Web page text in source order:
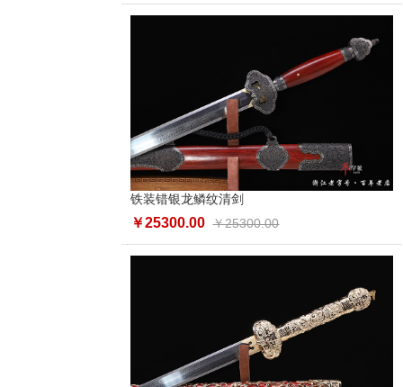
铁装错银龙鳞纹清剑
￥25300.00 ￥25300.00